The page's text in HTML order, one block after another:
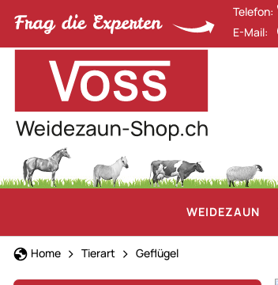
Telefon:
E-Mail:
WEIDEZAUN
Home Tierart Geflügel